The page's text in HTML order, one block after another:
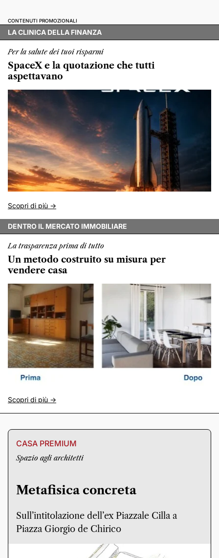
CONTENUTI PROMOZIONALI
LA CLINICA DELLA FINANZA
Per la salute dei tuoi risparmi
SpaceX e la quotazione che tutti
aspettavano
Scopri di più ->
DENTRO IL MERCATO IMMOBILIARE
La trasparenza prima di tutto
Un metodo costruito su misura per
vendere casa
Scopri di più ->
CASA PREMIUM
Spazio agli architetti
Metafisica concreta
Sull’intitolazione dell’ex Piazzale Cilla a
Piazza Giorgio de Chirico